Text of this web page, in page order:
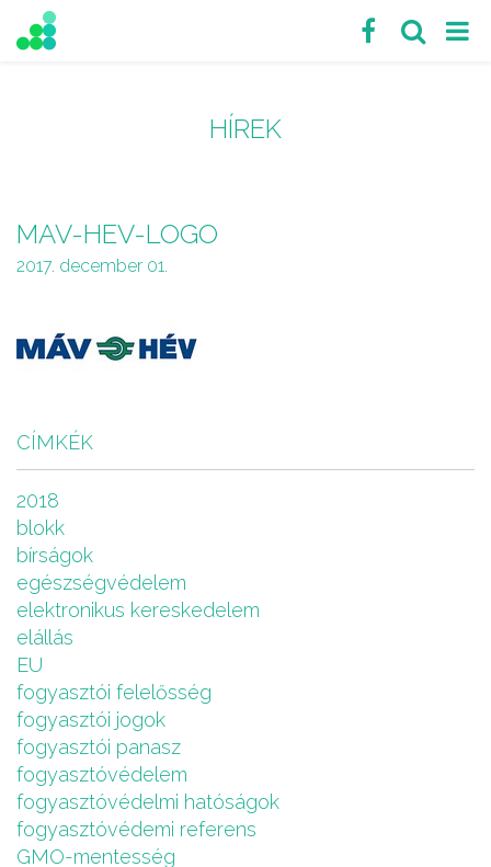
HÍREK
MAV-HEV-LOGO
2017. december 01.
CÍMKÉK
2018
blokk
bírságok
egészségvédelem
elektronikus kereskedelem
elállás
EU
fogyasztói felelősség
fogyasztói jogok
fogyasztói panasz
fogyasztóvédelem
fogyasztóvédelmi hatóságok
fogyasztóvédemi referens
GMO-mentesség